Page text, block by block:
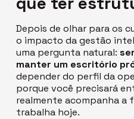
Depois de olhar para os
o impacto da gestão
uma pergunta natural:
manter um escritório
depender do perfil da
porque você precisará
realmente acompanha a
trabalha hoje.